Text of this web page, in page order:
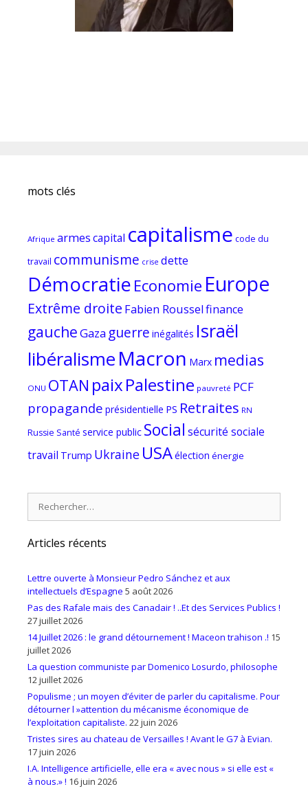
mots clés
Afrique armescapital capitalisme code du
travail communisme crise dette
Démocratie Economie Europe
Extrême droite Fabien Rousselfinance
gaucheGazaguerre inégalités Israël
libéralismeMacron Marx medias
ONU OTAN paixPalestine pauvreté PCF
propagande présidentielle PS Retraites RN
Russie Santé service public Social sécurité sociale
travail Trump Ukraine USAélection énergie
Articles récents
Lettre ouverte à Monsieur Pedro Sánchez et aux
intellectuels d’Espagne 5 août 2026
Pas des Rafale mais des Canadair ! ..Et des Services Publics !
27 juillet 2026
14 Juillet 2026 : le grand détournement ! Maceon trahison .! 15
juillet 2026
La question communiste par Domenico Losurdo, philosophe
12 juillet 2026
Populisme ; un moyen d’éviter de parler du capitalisme. Pour
détourner l »attention du mécanisme économique de
l’exploitation capitaliste. 22 juin 2026
Tristes sires au chateau de Versailles ! Avant le G7 à Evian.
17 juin 2026
I.A. Intelligence artificielle, elle era « avec nous » si elle est «
à nous.» ! 16 juin 2026